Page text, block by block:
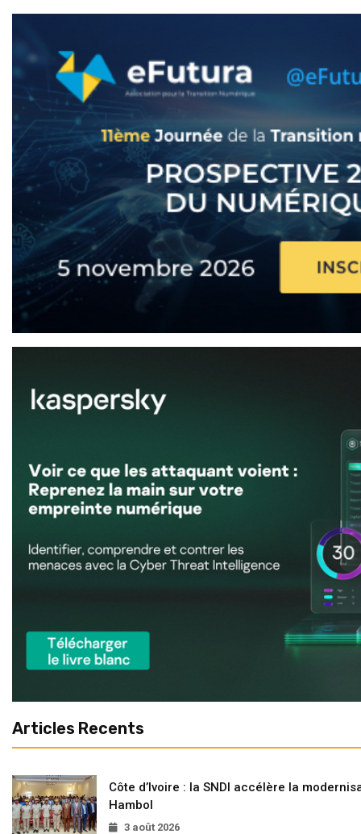
Articles Recents
Côte d’Ivoire : la SNDI accélère la
Hambol
3 août 2026